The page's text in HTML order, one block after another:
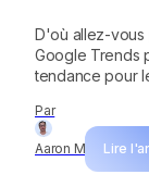
Par
Aaron M Lire
D'où allez-vous
Google Trends
tendance pour
travail difficile à
deuxième
Google Trends